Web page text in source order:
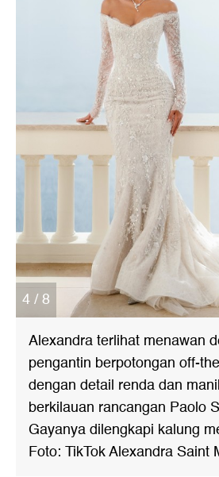
4 / 8
Alexandra terlihat menawan
pengantin berpotongan off-
dengan detail renda dan
berkilauan rancangan Paolo
Gayanya dilengkapi kalung
Foto: TikTok Alexandra Saint